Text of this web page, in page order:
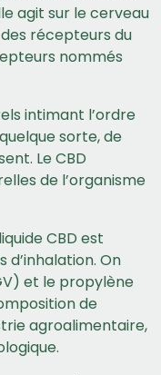
agit sur le cerveau
récepteurs du
nommés
intimant l’ordre
sorte, de
Le CBD
de l’organisme
CBD est
d’inhalation. On
et le propylène
de
agroalimentaire,